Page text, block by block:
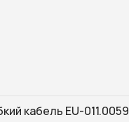
кабель EU-011.0059